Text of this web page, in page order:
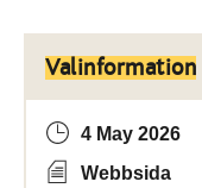
Valinformation
4 May 2026
Webbsida